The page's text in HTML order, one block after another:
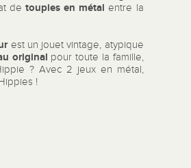
detoupies en métal entre la
est un jouet vintage, atypique
original pour toute la famille,
? Avec 2 jeux en métal,
!